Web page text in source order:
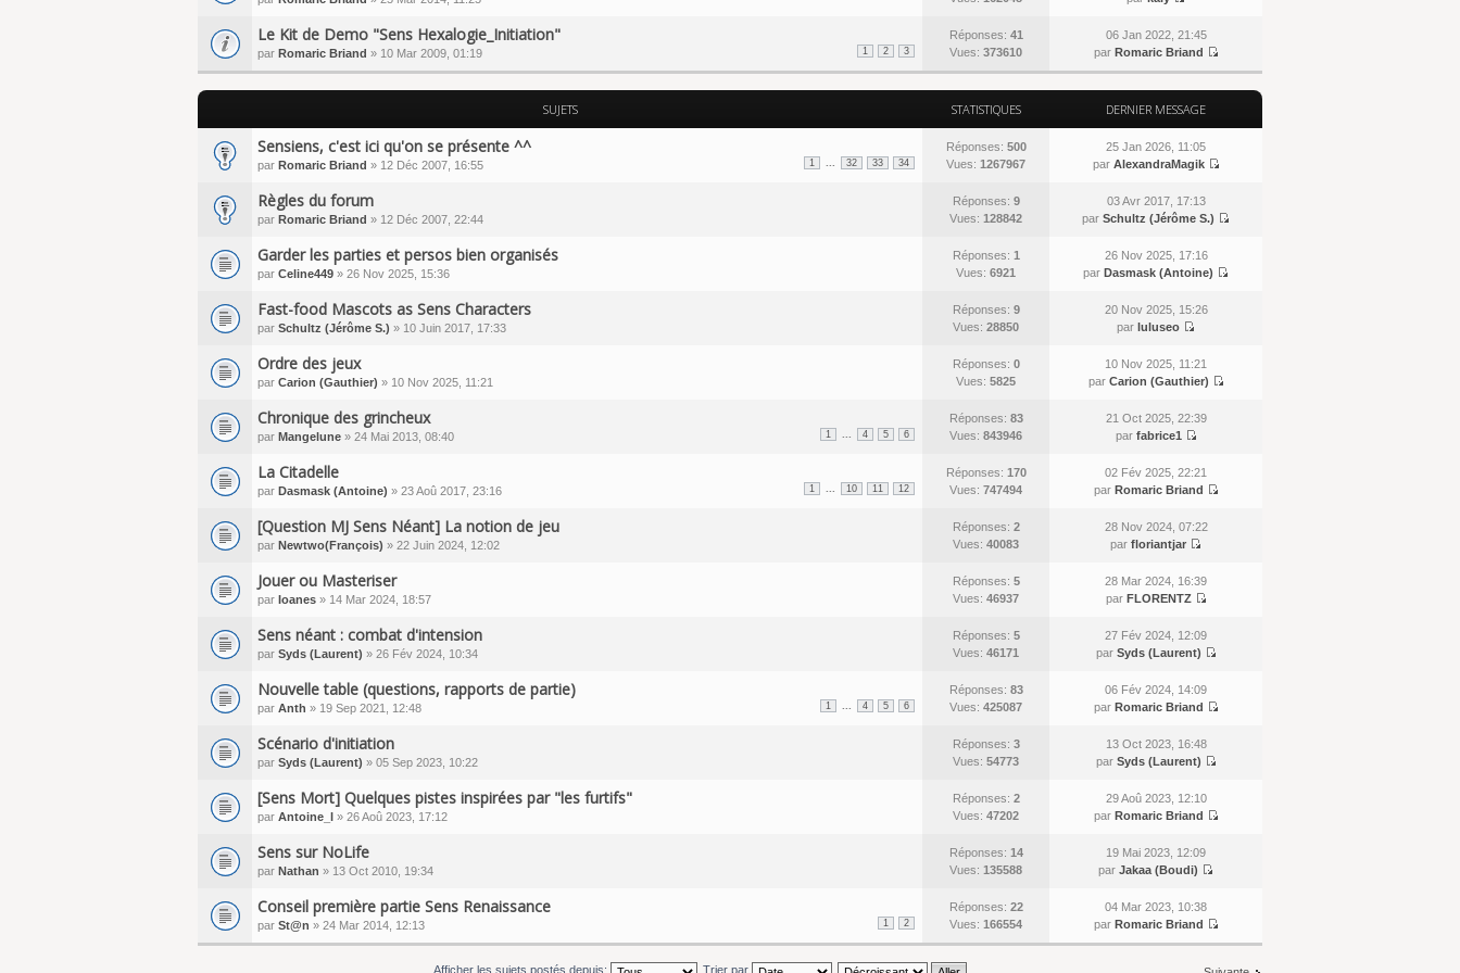
Le Kit de Demo "Sens Hexalogie_Initiation"
1 2 3
par Romaric Briand » 10 Mar 2009, 01:19
Réponses: 41
Vues: 373610
06 Jan 2022, 21:45
par Romaric Briand
SUJETS STATISTIQUES DERNIER MESSAGE
Sensiens, c'est ici qu'on se présente ^^
1 32 33 34
par Romaric Briand » 12 Déc 2007, 16:55
Réponses: 500
Vues: 1267967
25 Jan 2026, 11:05
par AlexandraMagik
Règles du forum
par Romaric Briand » 12 Déc 2007, 22:44
Réponses: 9
Vues: 128842
03 Avr 2017, 17:13
par Schultz (Jérôme S.)
Garder les parties et persos bien organisés
par Celine449 » 26 Nov 2025, 15:36
Réponses: 1
Vues: 6921
26 Nov 2025, 17:16
par Dasmask (Antoine)
Fast-food Mascots as Sens Characters
par Schultz (Jérôme S.) » 10 Juin 2017, 17:33
Réponses: 9
Vues: 28850
20 Nov 2025, 15:26
par luluseo
Ordre des jeux
par Carion (Gauthier) » 10 Nov 2025, 11:21
Réponses: 0
Vues: 5825
10 Nov 2025, 11:21
par Carion (Gauthier)
Chronique des grincheux
1 4 5 6
par Mangelune » 24 Mai 2013, 08:40
Réponses: 83
Vues: 843946
21 Oct 2025, 22:39
par fabrice1
La Citadelle
1 10 11 12
par Dasmask (Antoine) » 23 Aoû 2017, 23:16
Réponses: 170
Vues: 747494
02 Fév 2025, 22:21
par Romaric Briand
[Question MJ Sens Néant] La notion de jeu
par Newtwo(François) » 22 Juin 2024, 12:02
Réponses: 2
Vues: 40083
28 Nov 2024, 07:22
par floriantjar
Jouer ou Masteriser
par Ioanes » 14 Mar 2024, 18:57
Réponses: 5
Vues: 46937
28 Mar 2024, 16:39
par FLORENTZ
Sens néant : combat d'intension
par Syds (Laurent) » 26 Fév 2024, 10:34
Réponses: 5
Vues: 46171
27 Fév 2024, 12:09
par Syds (Laurent)
Nouvelle table (questions, rapports de partie)
1 4 5 6
par Anth » 19 Sep 2021, 12:48
Réponses: 83
Vues: 425087
06 Fév 2024, 14:09
par Romaric Briand
Scénario d'initiation
par Syds (Laurent) » 05 Sep 2023, 10:22
Réponses: 3
Vues: 54773
13 Oct 2023, 16:48
par Syds (Laurent)
[Sens Mort] Quelques pistes inspirées par "les furtifs"
par Antoine_l » 26 Aoû 2023, 17:12
Réponses: 2
Vues: 47202
29 Aoû 2023, 12:10
par Romaric Briand
Sens sur NoLife
par Nathan » 13 Oct 2010, 19:34
Réponses: 14
Vues: 135588
19 Mai 2023, 12:09
par Jakaa (Boudi)
Conseil première partie Sens Renaissance
1 2
par St@n » 24 Mar 2014, 12:13
Réponses: 22
Vues: 166554
04 Mar 2023, 10:38
par Romaric Briand
Afficher les sujets postés depuis: Trier par